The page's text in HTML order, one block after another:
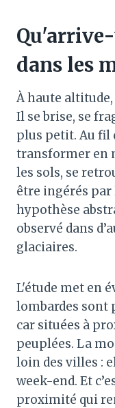
dans les
À haute
Il se brise, se
plus petit. Au fil
transformer en
les sols, se
être ingérés par
hypothèse
observé dans
glaciaires.
L'étude met en
lombardes sont
car situées à
peuplées. La
loin des villes :
week-end. Et
proximité qui